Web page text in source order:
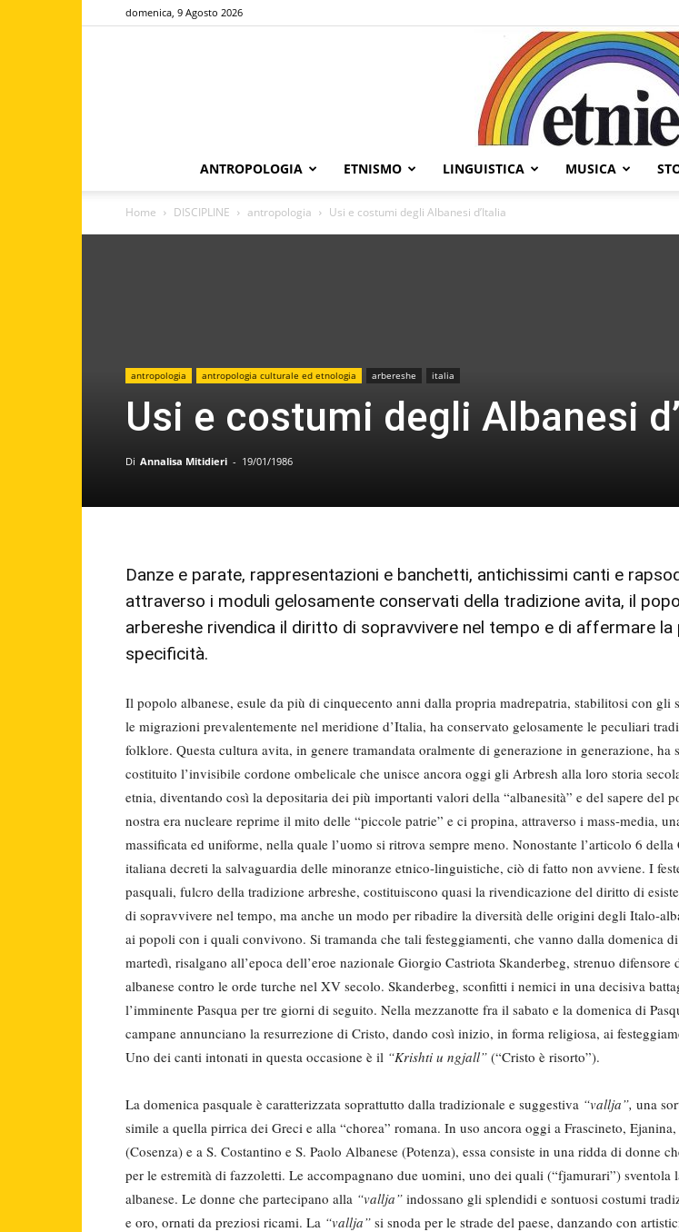
domenica, 9 Agosto 2026
ANTROPOLOGIA ETNISMO LINGUISTICA MUSICA
Home DISCIPLINE antropologia Usi e costumi degli Albanesi d’Italia
antropologia antropologia culturale ed etnologia arbereshe italia
Usi e costumi degli Albanesi
Di Annalisa Mitidieri - 19/01/1986
Danze e parate, rappresentazioni e banchetti, antichissimi canti e
attraverso i moduli gelosamente conservati della tradizione avita, il
arbereshe rivendica il diritto di sopravvivere nel tempo e di affermare la
specificità.
Il popolo albanese, esule da più di cinquecento anni dalla propria madrepatria, stabilitosi con gli
le migrazioni prevalentemente nel meridione d’Italia, ha conservato gelosamente le peculiari
folklore. Questa cultura avita, in genere tramandata oralmente di generazione in generazione, ha
costituito l’invisibile cordone ombelicale che unisce ancora oggi gli Arbresh alla loro storia
etnia, diventando così la depositaria dei più importanti valori della “albanesità” e del sapere del
nostra era nucleare reprime il mito delle “piccole patrie” e ci propina, attraverso i mass-media,
massificata ed uniforme, nella quale l’uomo si ritrova sempre meno. Nonostante l’articolo 6
italiana decreti la salvaguardia delle minoranze etnico-linguistiche, ciò di fatto non avviene. I
pasquali, fulcro della tradizione arbreshe, costituiscono quasi la rivendicazione del diritto di
di sopravvivere nel tempo, ma anche un modo per ribadire la diversità delle origini degli Italo-
ai popoli con i quali convivono. Si tramanda che tali festeggiamenti, che vanno dalla domenica di
martedì, risalgano all’epoca dell’eroe nazionale Giorgio Castriota Skanderbeg, strenuo difensore
albanese contro le orde turche nel XV secolo. Skanderbeg, sconfitti i nemici in una decisiva
l’imminente Pasqua per tre giorni di seguito. Nella mezzanotte fra il sabato e la domenica di
campane annunciano la resurrezione di Cristo, dando così inizio, in forma religiosa, ai
Uno dei canti intonati in questa occasione è il “Krishti u ngjall” (“Cristo è risorto”).
La domenica pasquale è caratterizzata soprattutto dalla tradizionale e suggestiva “vallja”, una
simile a quella pirrica dei Greci e alla “chorea” romana. In uso ancora oggi a Frascineto,
(Cosenza) e a S. Costantino e S. Paolo Albanese (Potenza), essa consiste in una ridda di donne
per le estremità di fazzoletti. Le accompagnano due uomini, uno dei quali (“fjamurari”) sventola
albanese. Le donne che partecipano alla “vallja” indossano gli splendidi e sontuosi costumi
e oro, ornati da preziosi ricami. La “vallja” si snoda per le strade del paese, danzando con